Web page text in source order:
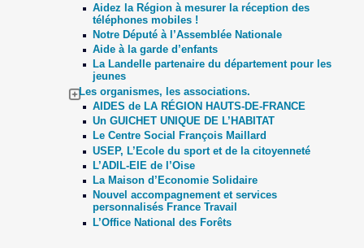
Aidez la Région à mesurer la réception des
téléphones mobiles !
Notre Député à l’Assemblée Nationale
Aide à la garde d’enfants
La Landelle partenaire du département pour les
jeunes
Les organismes, les associations.
AIDES de LA RÉGION HAUTS-DE-FRANCE
Un GUICHET UNIQUE DE L’HABITAT
Le Centre Social François Maillard
USEP, L’Ecole du sport et de la citoyenneté
L’ADIL-EIE de l’Oise
La Maison d’Economie Solidaire
Nouvel accompagnement et services
personnalisés France Travail
L’Office National des Forêts